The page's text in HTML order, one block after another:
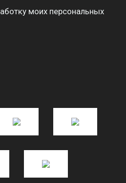
моих персональных